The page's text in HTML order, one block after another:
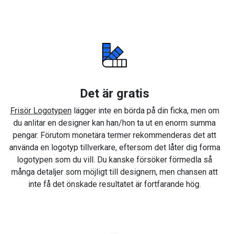
Det är gratis
Frisör Logotypenlägger inte en börda på din ficka, men om
du anlitar en designer kan han/hon ta ut en enorm summa
pengar. Förutom monetära termer rekommenderas det att
använda en logotyp tillverkare, eftersom det låter dig forma
logotypen som du vill. Du kanske försöker förmedla så
många detaljer som möjligt till designern, men chansen att
inte få det önskade resultatet är fortfarande hög.